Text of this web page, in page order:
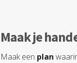
Maak je
Maak een plan